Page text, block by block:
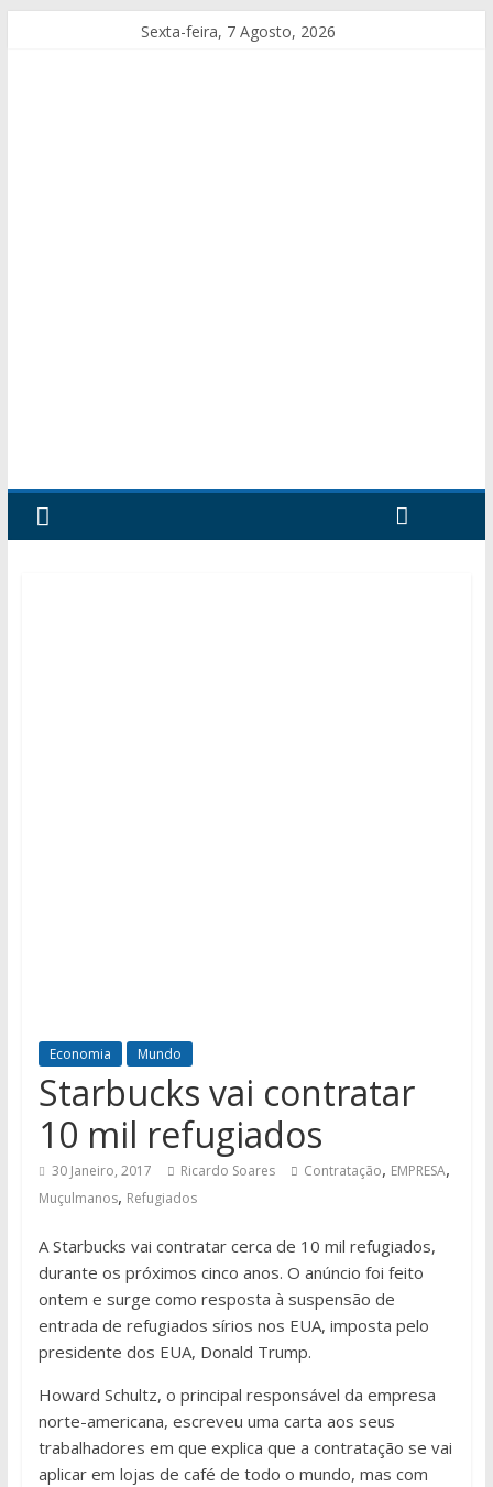
Sexta-feira, 7 Agosto, 2026
Economia Mundo
Starbucks vai contratar
10 mil refugiados
30 Janeiro, 2017 Ricardo Soares Contratação, EMPRESA,
Muçulmanos, Refugiados
A Starbucks vai contratar cerca de 10 mil refugiados,
durante os próximos cinco anos. O anúncio foi feito
ontem e surge como resposta à suspensão de
entrada de refugiados sírios nos EUA, imposta pelo
presidente dos EUA, Donald Trump.
Howard Schultz, o principal responsável da empresa
norte-americana, escreveu uma carta aos seus
trabalhadores em que explica que a contratação se vai
aplicar em lojas de café de todo o mundo, mas com